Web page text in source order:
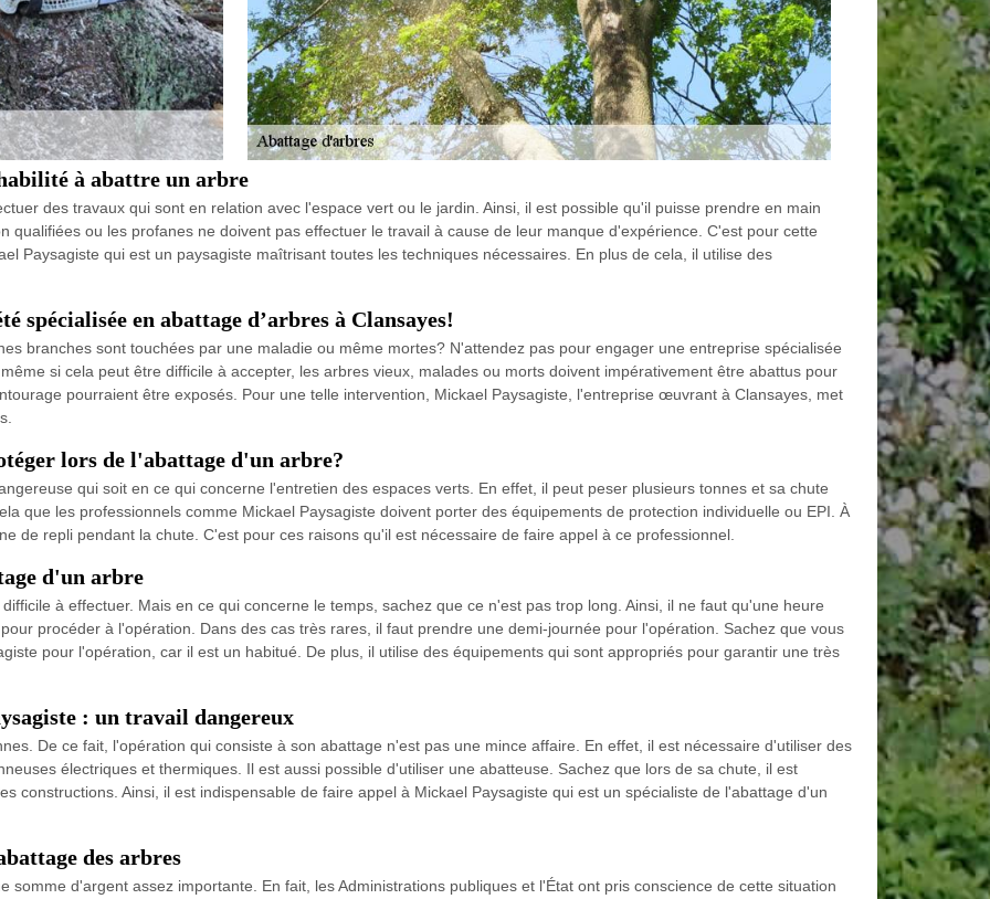
à abattre un arbre
des travaux qui sont en relation avec l'espace vert ou le jardin. Ainsi, il est possible qu'il puisse prendre en main
qualifiées ou les profanes ne doivent pas effectuer le travail à cause de leur manque d'expérience. C'est pour cette
Paysagiste qui est un paysagiste maîtrisant toutes les techniques nécessaires. En plus de cela, il utilise des
spécialisée en abattage d’arbres à Clansayes!
branches sont touchées par une maladie ou même mortes? N'attendez pas pour engager une entreprise spécialisée
si cela peut être difficile à accepter, les arbres vieux, malades ou morts doivent impérativement être abattus pour
pourraient être exposés. Pour une telle intervention, Mickael Paysagiste, l'entreprise œuvrant à Clansayes, met
lors de l'abattage d'un arbre?
qui soit en ce qui concerne l'entretien des espaces verts. En effet, il peut peser plusieurs tonnes et sa chute
que les professionnels comme Mickael Paysagiste doivent porter des équipements de protection individuelle ou EPI. À
de repli pendant la chute. C'est pour ces raisons qu'il est nécessaire de faire appel à ce professionnel.
d'un arbre
à effectuer. Mais en ce qui concerne le temps, sachez que ce n'est pas trop long. Ainsi, il ne faut qu'une heure
procéder à l'opération. Dans des cas très rares, il faut prendre une demi-journée pour l'opération. Sachez que vous
pour l'opération, car il est un habitué. De plus, il utilise des équipements qui sont appropriés pour garantir une très
: un travail dangereux
De ce fait, l'opération qui consiste à son abattage n'est pas une mince affaire. En effet, il est nécessaire d'utiliser des
électriques et thermiques. Il est aussi possible d'utiliser une abatteuse. Sachez que lors de sa chute, il est
constructions. Ainsi, il est indispensable de faire appel à Mickael Paysagiste qui est un spécialiste de l'abattage d'un
des arbres
somme d'argent assez importante. En fait, les Administrations publiques et l'État ont pris conscience de cette situation